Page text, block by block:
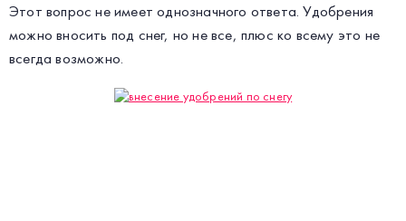
Этот вопрос не имеет однозначного ответа. Удобрения
можно вносить под снег, но не все, плюс ко всему это не
всегда возможно.